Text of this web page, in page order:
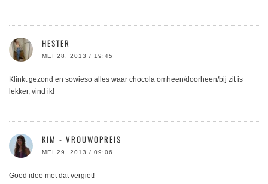
HESTER
MEI 28, 2013 / 19:45
Klinkt gezond en sowieso alles waar chocola omheen/doorheen/bij zit is
lekker, vind ik!
KIM - VROUWOPREIS
MEI 29, 2013 / 09:06
Goed idee met dat vergiet!